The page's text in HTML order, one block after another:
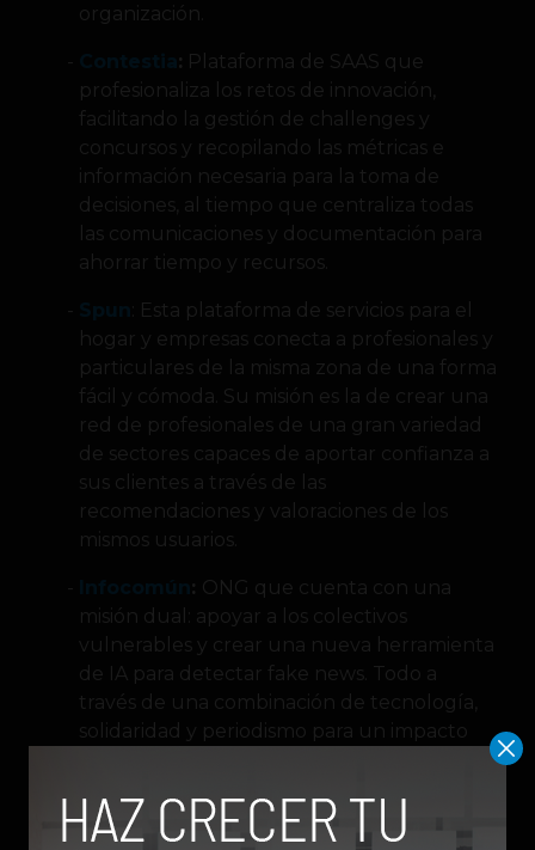
organización.
: Plataforma de SAAS que
profesionaliza los retos de innovación,
facilitando la gestión de challenges y
concursos y recopilando las métricas e
información necesaria para la toma de
decisiones, al tiempo que centraliza todas
las comunicaciones y documentación para
ahorrar tiempo y recursos.
: Esta plataforma de servicios para el
hogar y empresas conecta a profesionales y
particulares de la misma zona de una forma
fácil y cómoda. Su misión es la de crear una
red de profesionales de una gran variedad
de sectores capaces de aportar confianza a
sus clientes a través de las
recomendaciones y valoraciones de los
mismos usuarios.
: ONG que cuenta con una
misión dual: apoyar a los colectivos
vulnerables y crear una nueva herramienta
de IA para detectar fake news. Todo a
través de una combinación de tecnología,
solidaridad y periodismo para un impacto
Fluentia:Cliente de correo electrónico
potenciado por LLM para automatizar y